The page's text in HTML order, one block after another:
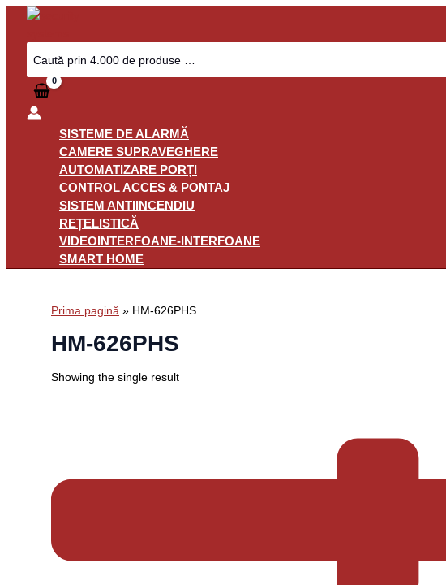
Skip
content
Search
for:
SISTEME DE ALARMĂ
CAMERE SUPRAVEGHERE
AUTOMATIZARE PORȚI
CONTROL ACCES & PONTAJ
SISTEM ANTIINCENDIU
REȚELISTICĂ
VIDEOINTERFOANE-INTERFOANE
SMART HOME
Prima pagină » HM-626PHS
HM-626PHS
Showing the single result